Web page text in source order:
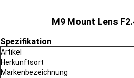
M9 Mount Lens
Spezifikation
Artikel
Herkunftsort
Markenbezeichnung